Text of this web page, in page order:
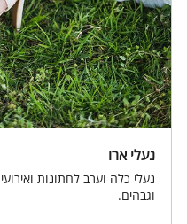
נעלי ארו
נעלי כלה וערב לחתונות
וגבהים.